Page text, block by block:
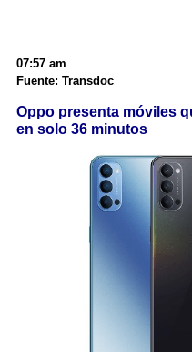
07:57 am
Fuente: Transdoc
Oppo presenta móviles
en solo 36 minutos